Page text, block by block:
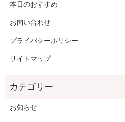
本日のおすすめ
お問い合わせ
プライバシーポリシー
サイトマップ
お知らせ